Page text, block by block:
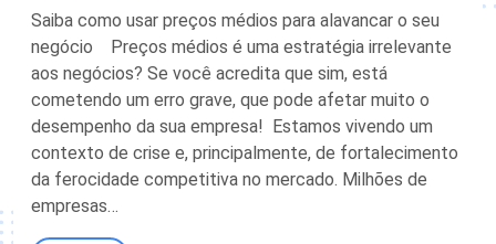
Saiba como usar preços médios para alavancar o seu
negócio Preços médios é uma estratégia irrelevante
aos negócios? Se você acredita que sim, está
cometendo um erro grave, que pode afetar muito o
desempenho da sua empresa! Estamos vivendo um
contexto de crise e, principalmente, de fortalecimento
da ferocidade competitiva no mercado. Milhões de
empresas…